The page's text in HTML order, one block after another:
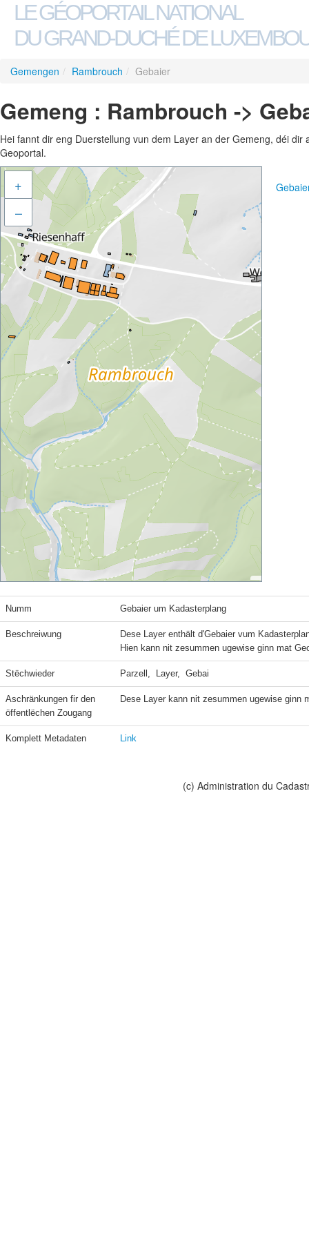
LE GÉOPORTAIL NATIONAL
DU GRAND-DUCHÉ DE
Gemengen / Rambrouch / Gebaier
Gemeng : Rambrouch ->
Hei fannt dir eng Duerstellung vun dem Layer an der Gemeng, déi
Geoportal.
+
–
Numm Gebaier um Kadasterplang
Beschreiwung
Dese Layer enthält d'Gebaier vum
Hien kann nit zesummen ugewise ginn mat
Stëchwieder Parzell,  Layer,  Gebai
Aschränkungen fir den
öffentlëchen Zougang
Dese Layer kann nit zesummen ugewise ginn
Komplett Metadaten Link
(c) Administration du